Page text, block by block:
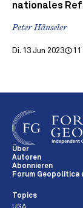
nationales
Peter Hänseler
Di. 13 Jun 2023 11
Über
Autoren
Abonnieren
Forum
Topics